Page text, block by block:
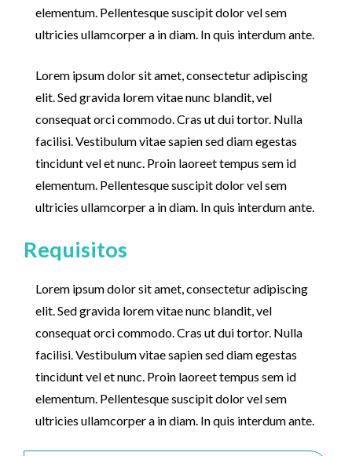
elementum. Pellentesque suscipit dolor vel sem
ultricies ullamcorper a in diam. In quis interdum ante.
Lorem ipsum dolor sit amet, consectetur adipiscing
elit. Sed gravida lorem vitae nunc blandit, vel
consequat orci commodo. Cras ut dui tortor. Nulla
facilisi. Vestibulum vitae sapien sed diam egestas
tincidunt vel et nunc. Proin laoreet tempus sem id
elementum. Pellentesque suscipit dolor vel sem
ultricies ullamcorper a in diam. In quis interdum ante.
Requisitos
Lorem ipsum dolor sit amet, consectetur adipiscing
elit. Sed gravida lorem vitae nunc blandit, vel
consequat orci commodo. Cras ut dui tortor. Nulla
facilisi. Vestibulum vitae sapien sed diam egestas
tincidunt vel et nunc. Proin laoreet tempus sem id
elementum. Pellentesque suscipit dolor vel sem
ultricies ullamcorper a in diam. In quis interdum ante.